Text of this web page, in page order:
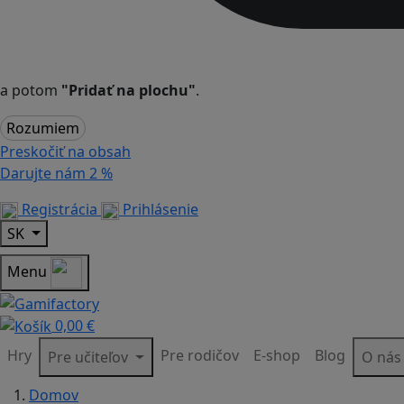
a potom "Pridať na plochu".
Rozumiem
Preskočiť na obsah
Darujte nám 2 %
Registrácia
Prihlásenie
SK
Menu
0,00 €
Hry
Pre učiteľov Pre rodičov E-shop Blog
O nás
Domov